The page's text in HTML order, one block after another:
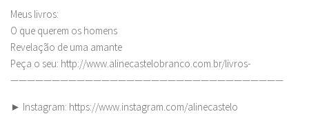
Meus livros:
O que querem os homens
Revelação de uma amante
Peça o seu: http://www.alinecastelobranco.com.br/livros-
—————————————————————————————————
► Instagram: https://www.instagram.com/alinecastelo